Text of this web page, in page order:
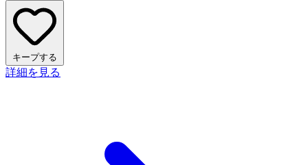
キープする
詳細を見る